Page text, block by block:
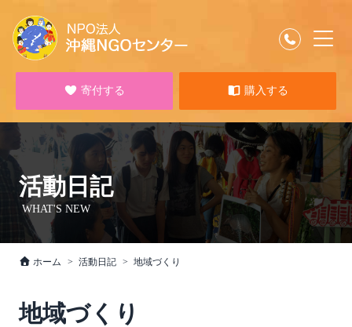
寄付する 購入する
活動日記
WHAT'S NEW
ホーム 活動日記 地域づくり
地域づくり